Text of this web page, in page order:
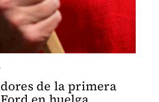
de la primera